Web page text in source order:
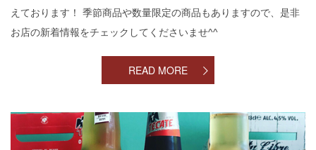
えております！ 季節商品や数量限定の商品もありますので、是非
お店の新着情報をチェックしてくださいませ^^
READ MORE
アルコール